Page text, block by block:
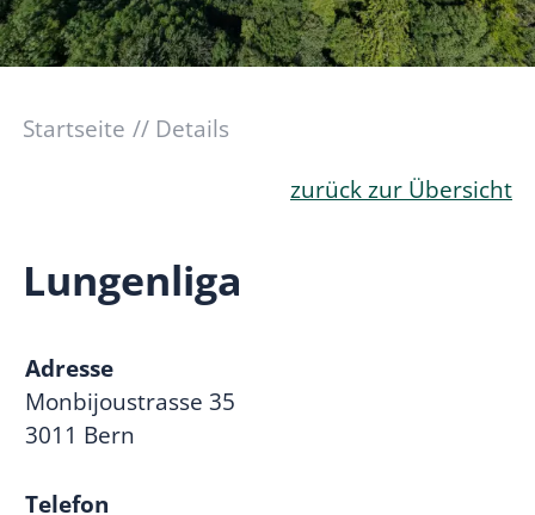
Startseite
Details
zurück zur Übersicht
Lungenliga
Adresse
Monbijoustrasse 35
3011 Bern
Telefon